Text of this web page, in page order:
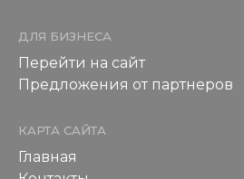
ДЛЯ БИЗНЕСА
Перейти на сайт
Предложения от партнеров
КАРТА САЙТА
Главная